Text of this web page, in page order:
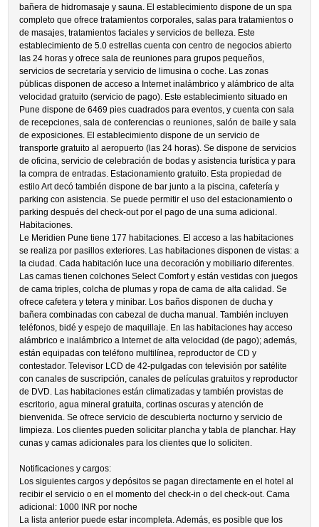
bañera de hidromasaje y sauna. El establecimiento dispone de un spa
completo que ofrece tratamientos corporales, salas para tratamientos o
de masajes, tratamientos faciales y servicios de belleza. Este
establecimiento de 5.0 estrellas cuenta con centro de negocios abierto
las 24 horas y ofrece sala de reuniones para grupos pequeños,
servicios de secretaría y servicio de limusina o coche. Las zonas
públicas disponen de acceso a Internet inalámbrico y alámbrico de alta
velocidad gratuito (servicio de pago). Este establecimiento situado en
Pune dispone de 6469 pies cuadrados para eventos, y cuenta con sala
de recepciones, sala de conferencias o reuniones, salón de baile y sala
de exposiciones. El establecimiento dispone de un servicio de
transporte gratuito al aeropuerto (las 24 horas). Se dispone de servicios
de oficina, servicio de celebración de bodas y asistencia turística y para
la compra de entradas. Estacionamiento gratuito. Esta propiedad de
estilo Art decó también dispone de bar junto a la piscina, cafetería y
parking con asistencia. Se puede permitir el uso del estacionamiento o
parking después del check-out por el pago de una suma adicional.
Habitaciones.
Le Meridien Pune tiene 177 habitaciones. El acceso a las habitaciones
se realiza por pasillos exteriores. Las habitaciones disponen de vistas: a
la ciudad. Cada habitación luce una decoración y mobiliario diferentes.
Las camas tienen colchones Select Comfort y están vestidas con juegos
de cama triples, colcha de plumas y ropa de cama de alta calidad. Se
ofrece cafetera y tetera y minibar. Los baños disponen de ducha y
bañera combinadas con cabezal de ducha manual. También incluyen
teléfonos, bidé y espejo de maquillaje. En las habitaciones hay acceso
alámbrico e inalámbrico a Internet de alta velocidad (de pago); además,
están equipadas con teléfono multilínea, reproductor de CD y
contestador. Televisor LCD de 42-pulgadas con televisión por satélite
con canales de suscripción, canales de películas gratuitos y reproductor
de DVD. Las habitaciones están climatizadas y también provistas de
escritorio, agua mineral gratuita, cortinas oscuras y atención de
bienvenida. Se ofrece servicio de descubierta nocturno y servicio de
limpieza. Los clientes pueden solicitar plancha y tabla de planchar. Hay
cunas y camas adicionales para los clientes que lo soliciten.
Notificaciones y cargos:
Los siguientes cargos y depósitos se pagan directamente en el hotel al
recibir el servicio o en el momento del check-in o del check-out. Cama
adicional: 1000 INR por noche
La lista anterior puede estar incompleta. Además, es posible que los